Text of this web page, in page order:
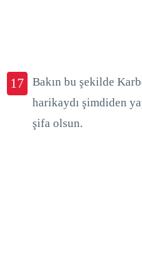
17
Bakın bu şekilde
harikaydı şimdiden
şifa olsun.